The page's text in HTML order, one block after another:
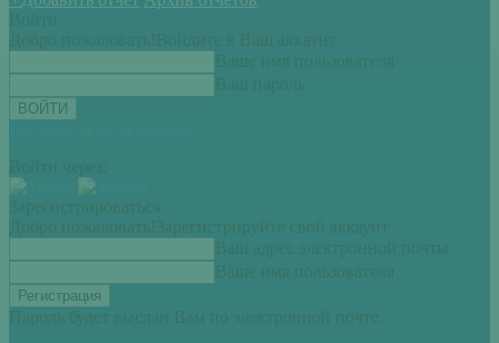
Войти
Добро пожаловать! Войдите в Ваш аккаунт
Ваше имя пользователя
Ваш пароль
Войти через:
Зарегистрироваться
Добро пожаловать! Зарегистрируйте свой аккаунт
Ваш адрес электронной почты
Ваше имя пользователя
Пароль будет выслан Вам по электронной почте.